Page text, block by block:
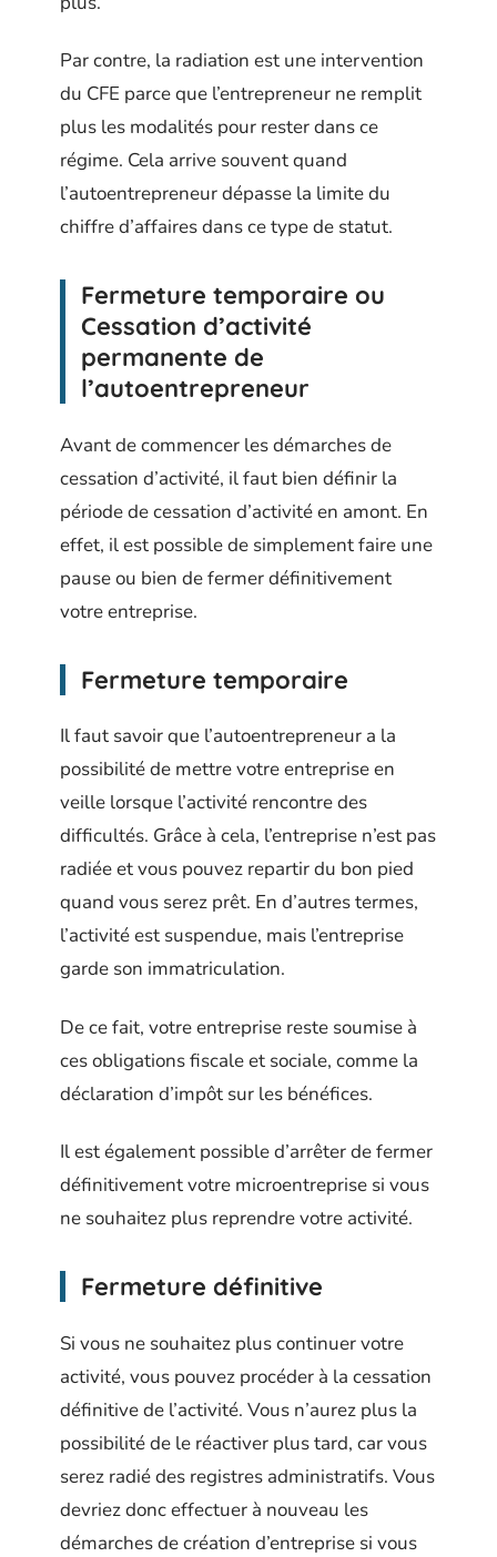
Par contre, la radiation est une intervention
du CFE parce que l’entrepreneur ne remplit
plus les modalités pour rester dans ce
régime. Cela arrive souvent quand
l’autoentrepreneur dépasse la limite du
chiffre d’affaires dans ce type de statut.
Fermeture temporaire ou
Cessation d’activité
permanente de
l’autoentrepreneur
Avant de commencer les démarches de
cessation d’activité, il faut bien définir la
période de cessation d’activité en amont. En
effet, il est possible de simplement faire une
pause ou bien de fermer définitivement
votre entreprise.
Fermeture temporaire
Il faut savoir que l’autoentrepreneur a la
possibilité de mettre votre entreprise en
veille lorsque l’activité rencontre des
difficultés. Grâce à cela, l’entreprise n’est pas
radiée et vous pouvez repartir du bon pied
quand vous serez prêt. En d’autres termes,
l’activité est suspendue, mais l’entreprise
garde son immatriculation.
De ce fait, votre entreprise reste soumise à
ces obligations fiscale et sociale, comme la
déclaration d’impôt sur les bénéfices.
Il est également possible d’arrêter de fermer
définitivement votre microentreprise si vous
ne souhaitez plus reprendre votre activité.
Fermeture définitive
Si vous ne souhaitez plus continuer votre
activité, vous pouvez procéder à la cessation
définitive de l’activité. Vous n’aurez plus la
possibilité de le réactiver plus tard, car vous
serez radié des registres administratifs. Vous
devriez donc effectuer à nouveau les
démarches de création d’entreprise si vous